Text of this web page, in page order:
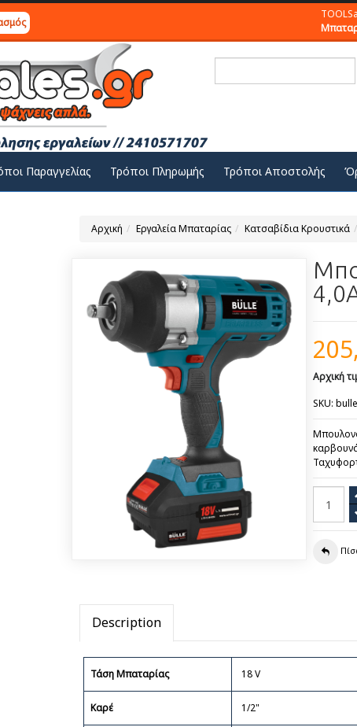
Παραγγελίας Τρόποι Πληρωμής Τρόποι Αποστολής
Αρχική Εργαλεία Μπαταρίας Κατσαβίδια Κρουστικά
Αρχική
SKU:
Description
Τάση Μπαταρίας 18 V
Καρέ 1/2"